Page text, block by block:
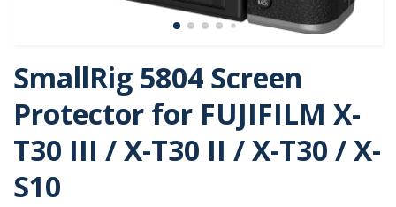
SmallRig 5804 Screen
Protector for FUJIFILM X-
T30 III / X-T30 II / X-T30 / X-
S10